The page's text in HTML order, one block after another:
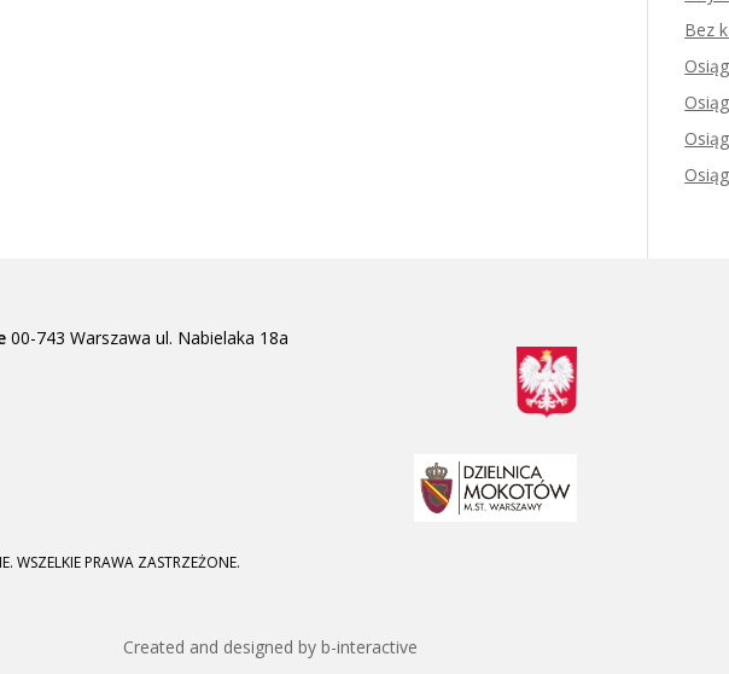
Bez
00-743 Warszawa ul. Nabielaka 18a
WSZELKIE PRAWA ZASTRZEŻONE.
Created and designed by b-interactive